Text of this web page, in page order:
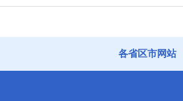
各省区市网站